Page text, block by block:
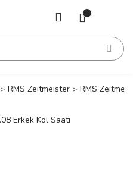
RMS Zeitmeister RMS